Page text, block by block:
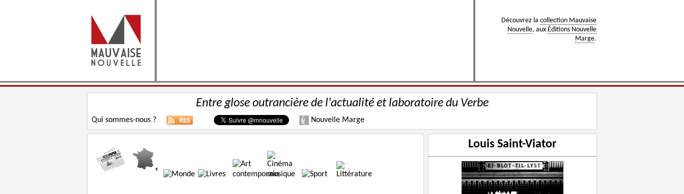
Découvrez la collection Mauvaise
Nouvelle, aux Éditions Nouvelle
Marge.
Entre glose outrancière de l'actualité et laboratoire du Verbe
Qui sommes-nous ? Nouvelle Marge
Louis Saint-Viator